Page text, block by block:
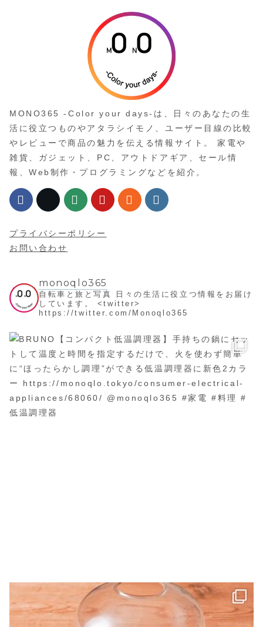
MONO365 -Color your days-は、日々のあなたの生
活に役立つものやアタラシイモノ、ユーザー目線の比較
やレビューで商品の魅力を伝える情報サイト。 家電や
雑貨、ガジェット、PC、アウトドアギア、セール情
報、Web制作・プログラミングなどを紹介。
プライバシーポリシー
お問い合わせ
monoqlo365
自転車と旅と写真
日々の生活に役立つ情報をお届け
しています。
<twitter>
https://twitter.com/Monoqlo365